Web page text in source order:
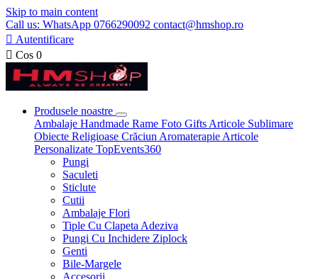
Skip to main content
Call us: WhatsApp 0766290092 contact@hmshop.ro
 Autentificare
 Cos 0
Produsele noastre
Ambalaje Handmade Rame Foto Gifts Articole Sublimare
Obiecte Religioase Crăciun Aromaterapie Articole
Personalizate TopEvents360
Pungi
Saculeti
Sticlute
Cutii
Ambalaje Flori
Tiple Cu Clapeta Adeziva
Pungi Cu Inchidere Ziplock
Genti
Bile-Margele
Accesorii